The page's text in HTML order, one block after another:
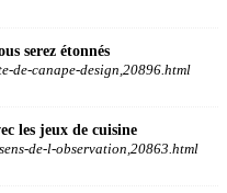
serez étonnés
de-canape-design,20896.html
les jeux de cuisine
de-l-observation,20863.html